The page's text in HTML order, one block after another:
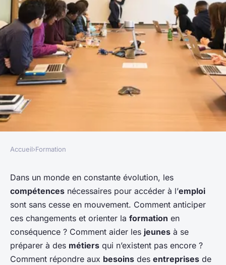
Compétences futures :
orientation de la formation
pour anticiper les besoins de
demain
22 décembre 2023 7 min de lecture
Accueil›Formation
Dans un monde en constante évolution, les
compétences nécessaires pour accéder à l’emploi
sont sans cesse en mouvement. Comment anticiper
ces changements et orienter la formation en
conséquence ? Comment aider les jeunes à se
préparer à des métiers qui n’existent pas encore ?
Comment répondre aux besoins des entreprises de